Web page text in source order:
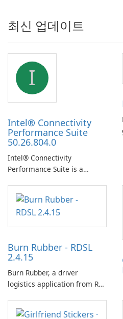
최신 업데이트
I
Intel® Connectivity
Performance Suite
50.26.804.0
Intel® Connectivity
Performance Suite is a
designed to identify factors
that affect connectivity and
apply adaptive adjustments.
Burn Rubber - RDSL
2.4.15
Burn Rubber, a driver
logistics application from Rail
to streamline communication